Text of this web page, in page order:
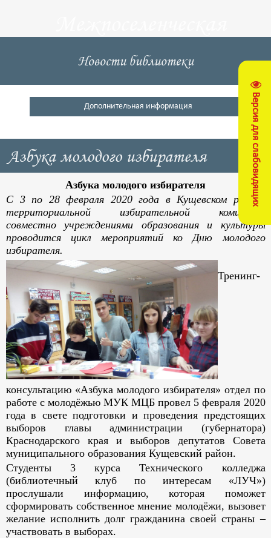
Версия для слабовидящих
центральная
библиотека
Кущевский район
Новости библиотеки
Дополнительная информация
Азбука молодого избирателя
Азбука молодого избирателя
С 3 по 28 февраля 2020 года в Кущевском районе
территориальной избирательной комиссией
совместно учреждениями образования и культуры
проводится цикл мероприятий ко Дню молодого
избирателя.
Тренинг-
консультацию «Азбука молодого избирателя» отдел по
работе с молодёжью МУК МЦБ провел 5 февраля 2020
года в свете подготовки и проведения предстоящих
выборов главы администрации (губернатора)
Краснодарского края и выборов депутатов Совета
муниципального образования Кущевский район.
Студенты 3 курса Технического колледжа
(библиотечный клуб по интересам «ЛУЧ»)
прослушали информацию, которая поможет
сформировать собственное мнение молодёжи, вызовет
желание исполнить долг гражданина своей страны –
участвовать в выборах.